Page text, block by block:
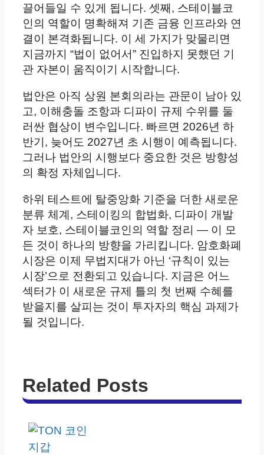
끌어들일 수 있게 됩니다. 셋째, 스테이블코
인의 역할이 명확해져 기존 금융 인프라와 연
결이 본격화됩니다. 이 세 가지가 맞물리면
지금까지 “법이 없어서” 진입하지 못했던 기
관 자본이 움직이기 시작합니다.
법안은 아직 상원 본회의라는 관문이 남아 있
고, 이해충돌 조항과 디파이 규제 수위를 둘
러싼 협상이 변수입니다. 빠르면 2026년 하
반기, 늦어도 2027년 초 시행이 예측됩니다.
그러나 법안의 시행보다 중요한 것은 방향성
의 확정 자체입니다.
하위 테스트에 탈중앙화 기준을 더한 새로운
분류 체계, 스테이킹의 합법화, 디파이 개발
자 보호, 스테이블코인의 역할 정리 — 이 모
든 것이 하나의 방향을 가리킵니다. 암호화폐
시장은 이제 무법지대가 아닌 ‘규칙이 있는
시장’으로 전환되고 있습니다. 지금은 어느
섹터가 이 새로운 규제 틀의 첫 번째 수혜를
받을지를 살피는 것이 투자자의 핵심 과제가
될 것입니다.
Related Posts